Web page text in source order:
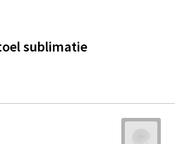
sublimatie